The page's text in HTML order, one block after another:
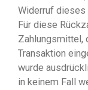
Widerruf dieses
Für diese
Zahlungsmittel,
Transaktion
wurde
in keinem Fall